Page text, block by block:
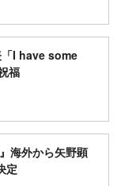
「I have some
福
海外から矢野顕
定